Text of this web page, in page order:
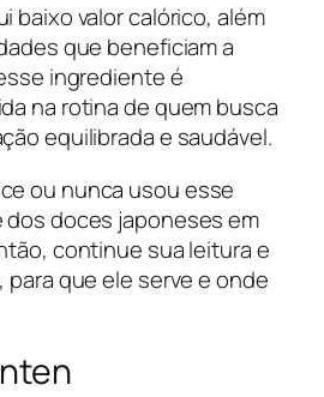
baixo valor calórico, além
que beneficiam a
ingrediente é
na rotina de quem busca
equilibrada e saudável.
ou nunca usou esse
doces japoneses em
continue sua leitura e
para que ele serve e onde